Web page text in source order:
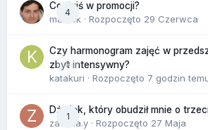
4
Co dziś w promocji?
maciek · Rozpoczęto 29 Czerwca
0
Czy harmonogram zajęć w
zbyt intensywny?
katakuri · Rozpoczęto 7 godzin
1
Dźwięk, który obudził mnie o
zackr.a.y · Rozpoczęto 27 Maja